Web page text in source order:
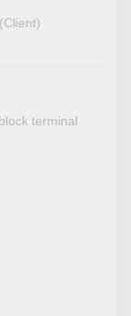
terminal